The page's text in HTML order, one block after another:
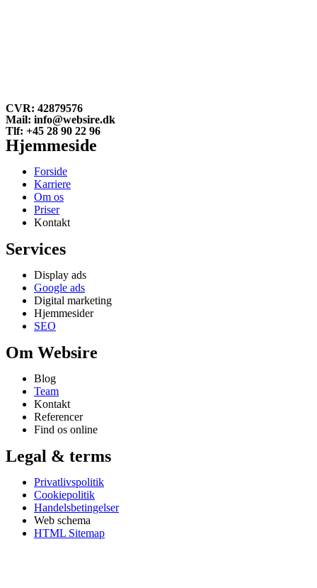
CVR: 42879576
Mail: info@websire.dk
Tlf: +45 28 90 22 96
Hjemmeside
Forside
Karriere
Om os
Priser
Kontakt
Services
Display ads
Google ads
Digital marketing
Hjemmesider
SEO
Om Websire
Blog
Team
Kontakt
Referencer
Find os online
Legal & terms
Privatlivspolitik
Cookiepolitik
Handelsbetingelser
Web schema
HTML Sitemap